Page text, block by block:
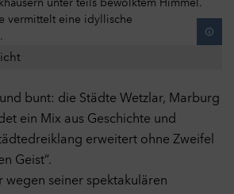
bunt: die Städte Wetzlar, Marburg
ein Mix aus Geschichte und
erweitert ohne Zweifel
Geist“.
wegen seiner spektakulären